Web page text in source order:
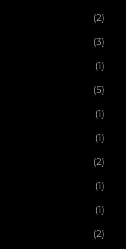
(2)
(3)
(1)
(5)
(1)
(1)
(2)
(1)
(1)
(2)